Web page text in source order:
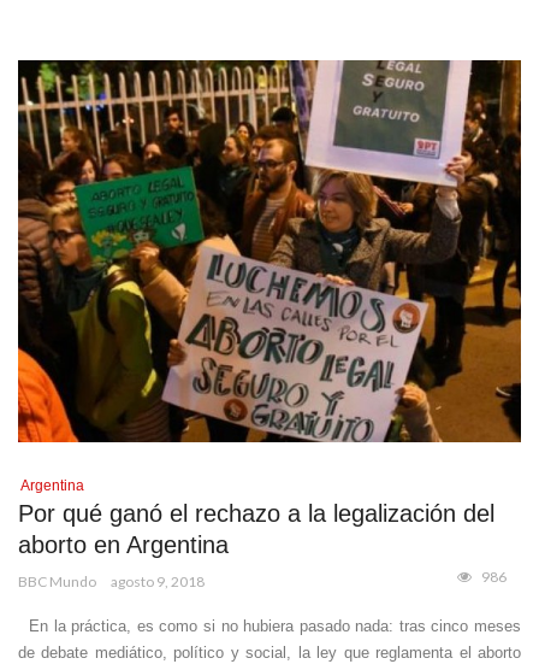
Argentina
Por qué ganó el rechazo a la legalización del
aborto en Argentina
BBC Mundo agosto 9, 2018 986
En la práctica, es como si no hubiera pasado nada: tras cinco meses
de debate mediático, político y social, la ley que reglamenta el aborto